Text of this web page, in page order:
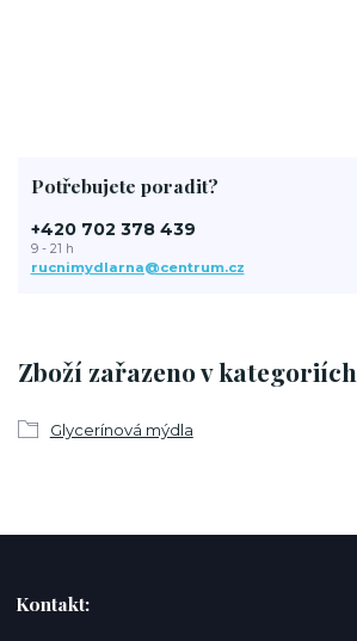
Zboží zařazeno v kategoriích
Glycerínová mýdla
Potřebujete poradit?
+420 702 378 439
9 - 21 h
rucnimydlarna@centrum.cz
Kontakt: